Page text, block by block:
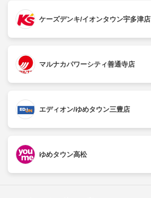
ケーズデンキ/イオンタウン宇多津店
マルナカパワーシティ善通寺店
エディオン/ゆめタウン三豊店
ゆめタウン高松